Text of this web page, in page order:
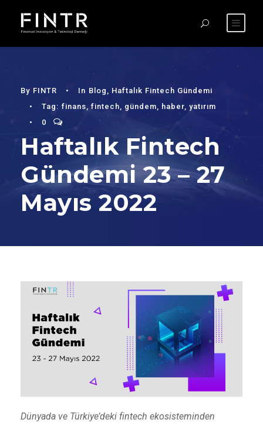
By FINTR • In Blog
Haftalık Fintech Gündemi
•
Tag: finans fintech gündem haber yatırım
•
0
Haftalık Fintech
Gündemi 23 – 27
Mayıs 2022
Dünyada ve Türkiye’deki fintech ekosisteminden